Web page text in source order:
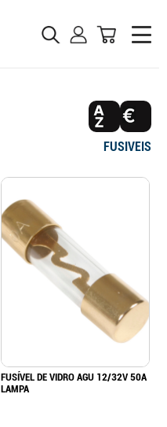
FUSIVEIS
FUSÍVEL DE VIDRO AGU 12/32V 50A
LAMPA